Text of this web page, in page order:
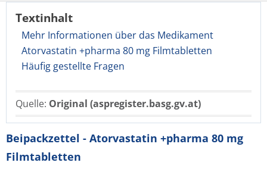
Textinhalt
Mehr Informationen über das Medikament
Atorvastatin +pharma 80 mg Filmtabletten
Häufig gestellte Fragen
Quelle: Original (aspregister.basg.gv.at)
Beipackzettel - Atorvastatin +pharma 80 mg
Filmtabletten